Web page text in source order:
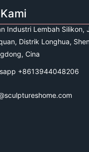
Industri Lembah Silikon,
Distrik Longhua,
Cina
+8613944048206